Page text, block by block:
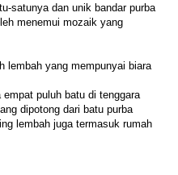
satunya dan unik bandar purba
menemui mozaik yang
lembah yang mempunyai biara
puluh batu di tenggara
dipotong dari batu purba
lembah juga termasuk rumah